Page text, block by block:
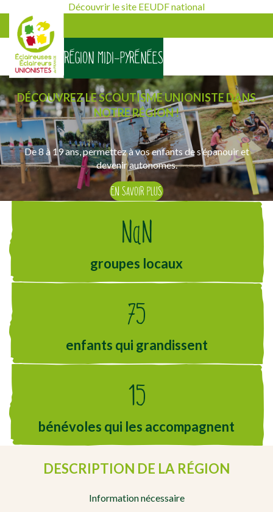
Découvrir le site EEUDF national
RÉGION MIDI-PYRÉNÉES
MIDI-PYRÉNÉES
[falc_top]
DÉCOUVREZ LE SCOUTISME UNIONISTE DANS
NOTRE RÉGION !
De 8 à 19 ans, permettez à vos enfants de s’épanouir et
devenir autonomes.
EN SAVOIR PLUS
NaN
groupes locaux
75
enfants qui grandissent
15
bénévoles qui les accompagnent
DESCRIPTION DE LA RÉGION
Information nécessaire